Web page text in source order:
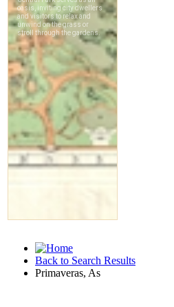
Back to Search Results
Primaveras, As